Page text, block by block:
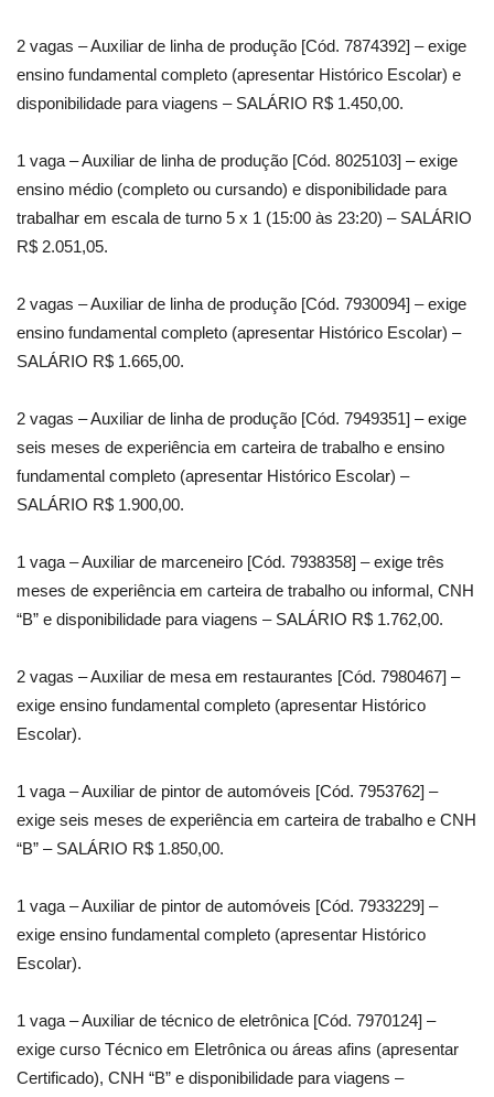
2 vagas – Auxiliar de linha de produção [Cód. 7874392] – exige
ensino fundamental completo (apresentar Histórico Escolar) e
disponibilidade para viagens – SALÁRIO R$ 1.450,00.
1 vaga – Auxiliar de linha de produção [Cód. 8025103] – exige
ensino médio (completo ou cursando) e disponibilidade para
trabalhar em escala de turno 5 x 1 (15:00 às 23:20) – SALÁRIO
R$ 2.051,05.
2 vagas – Auxiliar de linha de produção [Cód. 7930094] – exige
ensino fundamental completo (apresentar Histórico Escolar) –
SALÁRIO R$ 1.665,00.
2 vagas – Auxiliar de linha de produção [Cód. 7949351] – exige
seis meses de experiência em carteira de trabalho e ensino
fundamental completo (apresentar Histórico Escolar) –
SALÁRIO R$ 1.900,00.
1 vaga – Auxiliar de marceneiro [Cód. 7938358] – exige três
meses de experiência em carteira de trabalho ou informal, CNH
“B” e disponibilidade para viagens – SALÁRIO R$ 1.762,00.
2 vagas – Auxiliar de mesa em restaurantes [Cód. 7980467] –
exige ensino fundamental completo (apresentar Histórico
Escolar).
1 vaga – Auxiliar de pintor de automóveis [Cód. 7953762] –
exige seis meses de experiência em carteira de trabalho e CNH
“B” – SALÁRIO R$ 1.850,00.
1 vaga – Auxiliar de pintor de automóveis [Cód. 7933229] –
exige ensino fundamental completo (apresentar Histórico
Escolar).
1 vaga – Auxiliar de técnico de eletrônica [Cód. 7970124] –
exige curso Técnico em Eletrônica ou áreas afins (apresentar
Certificado), CNH “B” e disponibilidade para viagens –